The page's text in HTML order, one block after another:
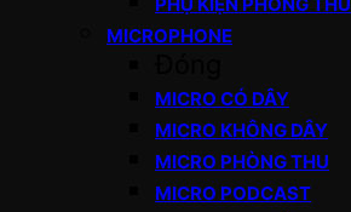
MICROPHONE
MICRO CÓ DÂY
MICRO KHÔNG DÂY
MICRO PHÒNG THU
MICRO PODCAST